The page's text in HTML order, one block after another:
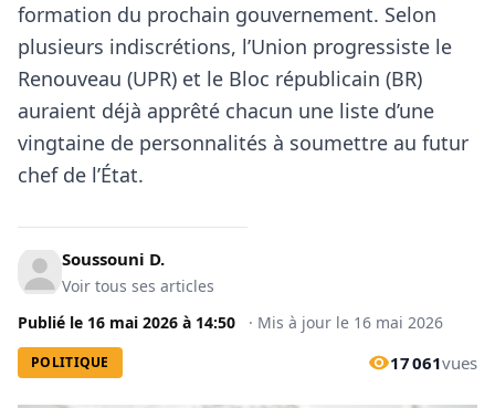
formation du prochain gouvernement. Selon
plusieurs indiscrétions, l’Union progressiste le
Renouveau (UPR) et le Bloc républicain (BR)
auraient déjà apprêté chacun une liste d’une
vingtaine de personnalités à soumettre au futur
chef de l’État.
Soussouni D.
Voir tous ses articles
Publié le 16 mai 2026 à 14:50 · Mis à jour le 16 mai 2026
POLITIQUE 17 061vues